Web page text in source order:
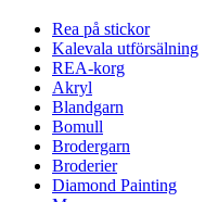
Rea på stickor
Kalevala utförsälning
REA-korg
Akryl
Blandgarn
Bomull
Brodergarn
Broderier
Diamond Painting